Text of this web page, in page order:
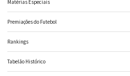
Matérias Especiais
Premiações do Futebol
Rankings
Tabelão Histórico